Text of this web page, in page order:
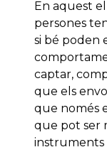
En aquest
persones
si bé poden
captar,
que els
que només
que pot ser
instruments